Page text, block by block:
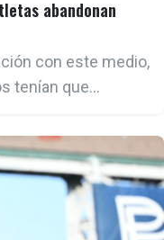
abandonan
con este medio,
tenían que